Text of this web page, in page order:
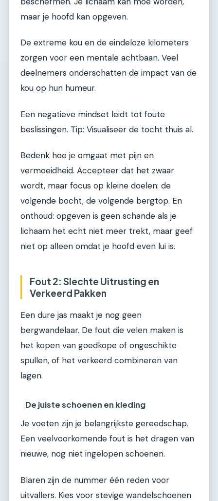
maar je hoofd kan opgeven.
De extreme kou en de eindeloze kilometers
zorgen voor een mentale achtbaan. Veel
deelnemers onderschatten de impact van de
kou op hun humeur.
Een negatieve mindset leidt tot foute
beslissingen. Tip: Visualiseer de tocht thuis al.
Bedenk hoe je omgaat met pijn en
vermoeidheid. Accepteer dat het zwaar
wordt, maar focus op kleine doelen: de
volgende bocht, de volgende bergtop. En
onthoud: opgeven is geen schande als je
lichaam het echt niet meer trekt, maar geef
niet op alleen omdat je hoofd even lui is.
Fout 2: Slechte Uitrusting en
Verkeerd Pakken
Een dure jas maakt je nog geen
bergwandelaar. De fout die velen maken is
het kopen van goedkope of ongeschikte
spullen, of het verkeerd combineren van
lagen.
De juiste schoenen en kleding
Je voeten zijn je belangrijkste gereedschap.
Een veelvoorkomende fout is het dragen van
nieuwe, nog niet ingelopen schoenen.
Blaren zijn de nummer één reden voor
uitvallers. Kies voor stevige wandelschoenen